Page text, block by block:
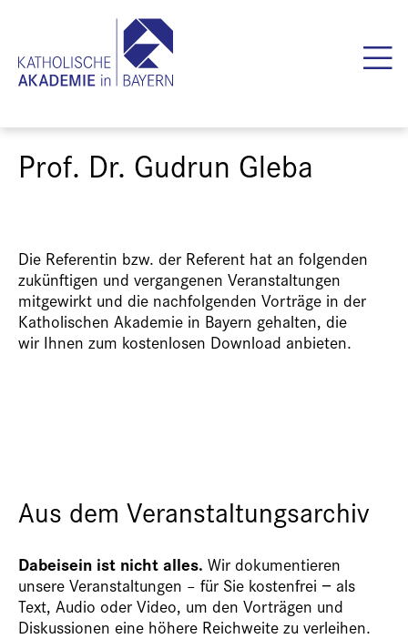
Prof. Dr. Gudrun Gleba
Die Referentin bzw. der Referent hat an folgenden
zukünftigen und vergangenen Veranstaltungen
mitgewirkt und die nachfolgenden Vorträge in der
Katholischen Akademie in Bayern gehalten, die
wir Ihnen zum kostenlosen Download anbieten.
Aus dem Veranstaltungsarchiv
Dabeisein ist nicht alles. Wir dokumentieren
unsere Veranstaltungen – für Sie kostenfrei − als
Text, Audio oder Video, um den Vorträgen und
Diskussionen eine höhere Reichweite zu verleihen.